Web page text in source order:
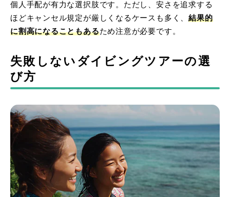
個人手配が有力な選択肢です。ただし、安さを追求する
ほどキャンセル規定が厳しくなるケースも多く、結果的
に割高になることもあるため注意が必要です。
失敗しないダイビングツアーの選
び方